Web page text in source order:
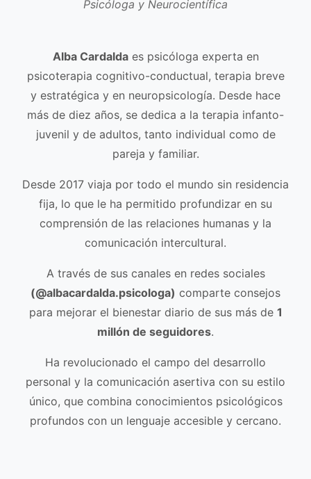
Psicóloga y Neurocientífica
Alba Cardaldaes psicóloga experta en
psicoterapia cognitivo-conductual, terapia breve
y estratégica y en neuropsicología. Desde hace
más de diez años, se dedica a la terapia infanto-
juvenil y de adultos, tanto individual como de
pareja y familiar.
Desde 2017 viaja por todo el mundo sin residencia
fija, lo que le ha permitido profundizar en su
comprensión de las relaciones humanas y la
comunicación intercultural.
A través de sus canales en redes sociales
(@albacardalda.psicologa) comparte consejos
para mejorar el bienestar diario de sus más de 1
millón de seguidores.
Ha revolucionado el campo del desarrollo
personal y la comunicación asertiva con su estilo
único, que combina conocimientos psicológicos
profundos con un lenguaje accesible y cercano.